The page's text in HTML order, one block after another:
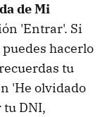
de Mi
'Entrar'. Si
hacerlo
tu
'He olvidado
DNI,